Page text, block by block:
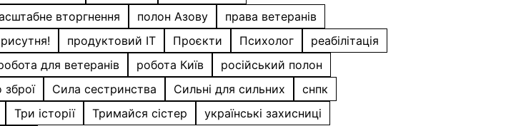
вторгнення полон Азову
права ветеранів
продуктовий IT Проєкти Психолог
реабілітація
для ветеранів робота Київ
російський полон
Сила сестринства Сильні для сильних
снпк
Три історії Тримайся сістер
українські захисниці